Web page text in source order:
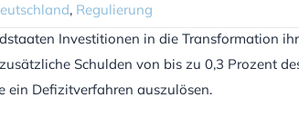
, Regulierung
Investitionen in die Transformation
Schulden von bis zu 0,3 Prozent
ein Defizitverfahren auszulösen.